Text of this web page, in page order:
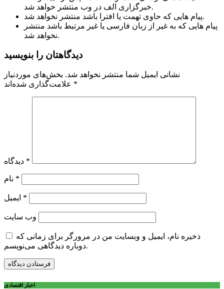
خبرگزاری الف در وب منتشر خواهد شد.
پیام هایی که حاوی تهمت یا افترا باشد منتشر نخواهد شد.
پیام هایی که به غیر از زبان فارسی یا غیر مرتبط باشد منتشر
نخواهد شد.
دیدگاهتان را بنویسید
نشانی ایمیل شما منتشر نخواهد شد. بخش‌های موردنیاز
*
*
*
*
وب‌ سایت
ذخیره نام، ایمیل و وبسایت من در مرورگر برای زمانی که
دوباره دیدگاهی می‌نویسم.
اخبار اقتصادی